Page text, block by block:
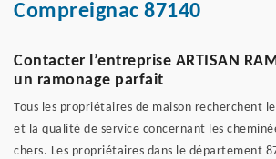
Compreignac 87140
Contacter l’entreprise ARTISAN
un ramonage parfait
Tous les propriétaires de maison recherchent
et la qualité de service concernant les
chers. Les propriétaires dans le département